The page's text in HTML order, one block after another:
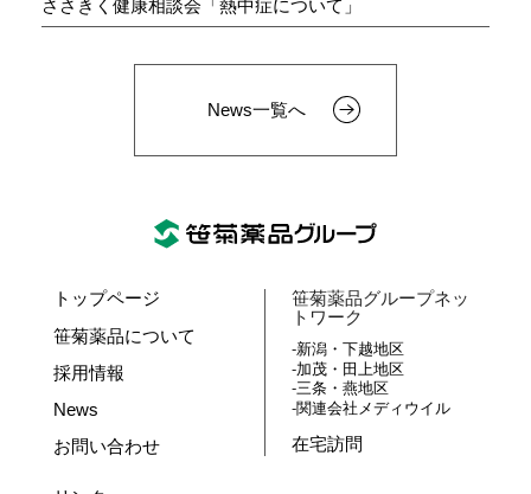
ささきく健康相談会「熱中症について」
News一覧へ
トップページ
笹菊薬品について
採用情報
News
お問い合わせ
笹菊薬品グループネッ
トワーク
新潟・下越地区
加茂・田上地区
三条・燕地区
関連会社メディウイル
在宅訪問